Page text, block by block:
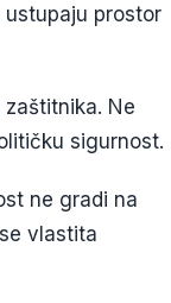
prostor
Ne
sigurnost.
ne gradi na
vlastita